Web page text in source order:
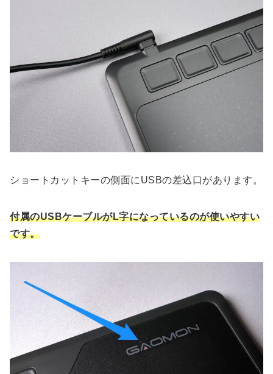
ショートカットキーの側面にUSBの差込口があります。
付属のUSBケーブルがL字になっているのが使いやすい
です。